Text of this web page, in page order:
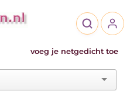
voeg je netgedicht toe